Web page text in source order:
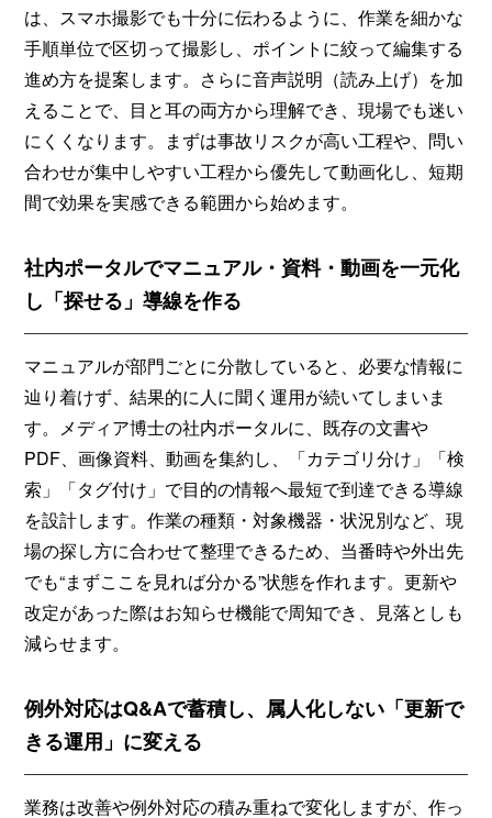
は、スマホ撮影でも十分に伝わるように、作業を細かな
手順単位で区切って撮影し、ポイントに絞って編集する
進め方を提案します。さらに音声説明（読み上げ）を加
えることで、目と耳の両方から理解でき、現場でも迷い
にくくなります。まずは事故リスクが高い工程や、問い
合わせが集中しやすい工程から優先して動画化し、短期
間で効果を実感できる範囲から始めます。
社内ポータルでマニュアル・資料・動画を一元化
し「探せる」導線を作る
マニュアルが部門ごとに分散していると、必要な情報に
辿り着けず、結果的に人に聞く運用が続いてしまいま
す。メディア博士の社内ポータルに、既存の文書や
PDF、画像資料、動画を集約し、「カテゴリ分け」「検
索」「タグ付け」で目的の情報へ最短で到達できる導線
を設計します。作業の種類・対象機器・状況別など、現
場の探し方に合わせて整理できるため、当番時や外出先
でも“まずここを見れば分かる”状態を作れます。更新や
改定があった際はお知らせ機能で周知でき、見落としも
減らせます。
例外対応はQ&Aで蓄積し、属人化しない「更新で
きる運用」に変える
業務は改善や例外対応の積み重ねで変化しますが、作っ